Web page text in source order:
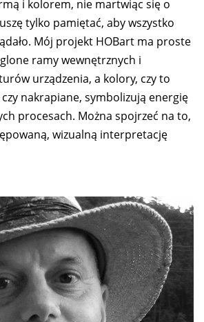
i kolorem, nie martwiąc się o
tylko pamiętać, aby wszystko
Mój projekt HOBart ma proste
ramy wewnętrznych i
urządzenia, a kolory, czy to
nakrapiane, symbolizują energię
procesach. Można spojrzeć na to,
wizualną interpretację